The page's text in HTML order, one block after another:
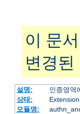
이 문
변경
설명:
인증영역
상태:
Extension
모듈명: